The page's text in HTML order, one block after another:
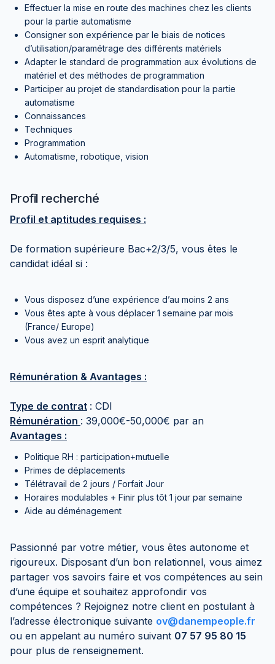
Effectuer la mise en route des machines chez les clients
pour la partie automatisme
Consigner son expérience par le biais de notices
d’utilisation/paramétrage des différents matériels
Adapter le standard de programmation aux évolutions de
matériel et des méthodes de programmation
Participer au projet de standardisation pour la partie
automatisme
Connaissances
Techniques
Programmation
Automatisme, robotique, vision
Profil recherché
Profil et aptitudes requises :
De formation supérieure Bac+2/3/5, vous êtes le
candidat idéal si :
Vous disposez d’une expérience d’au moins 2 ans
Vous êtes apte à vous déplacer 1 semaine par mois
(France/ Europe)
Vous avez un esprit analytique
Rémunération & Avantages :
Type de contrat : CDI
Rémunération : 39,000€-50,000€ par an
Avantages :
Politique RH : participation+mutuelle
Primes de déplacements
Télétravail de 2 jours / Forfait Jour
Horaires modulables + Finir plus tôt 1 jour par semaine
Aide au déménagement
Passionné par votre métier, vous êtes autonome et
rigoureux. Disposant d’un bon relationnel, vous aimez
partager vos savoirs faire et vos compétences au sein
d’une équipe et souhaitez approfondir vos
compétences ? Rejoignez notre client en postulant à
l’adresse électronique suivante ov@danempeople.fr
ou en appelant au numéro suivant 07 57 95 80 15
pour plus de renseignement.